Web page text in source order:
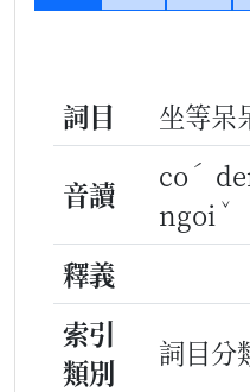
詞目 坐等呆
音讀 co ˊ
ngoi ˇ
釋義
索引
類別
詞目分